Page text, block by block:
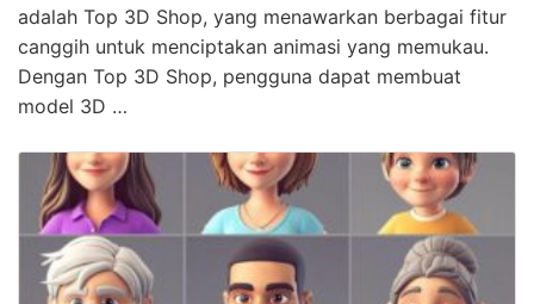
adalah Top 3D Shop, yang menawarkan berbagai fitur
canggih untuk menciptakan animasi yang memukau.
Dengan Top 3D Shop, pengguna dapat membuat
model 3D …